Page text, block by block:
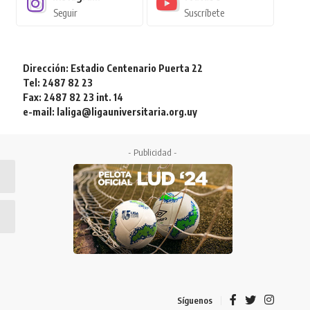
Seguir Suscríbete
Dirección: Estadio Centenario Puerta 22
Tel: 2487 82 23
Fax: 2487 82 23 int. 14
e-mail: laliga@ligauniversitaria.org.uy
- Publicidad -
Síguenos